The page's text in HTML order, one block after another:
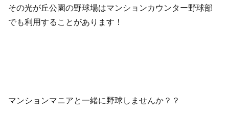
その光が丘公園の野球場はマンションカウンター野球部
でも利用することがあります！
マンションマニアと一緒に野球しませんか？？